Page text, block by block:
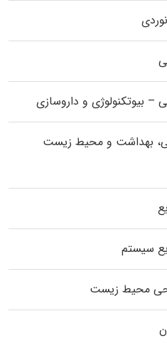
بیوتکنولوژی و داروسازی
بهداشت و محیط زیست
سیستم
محیط زیست